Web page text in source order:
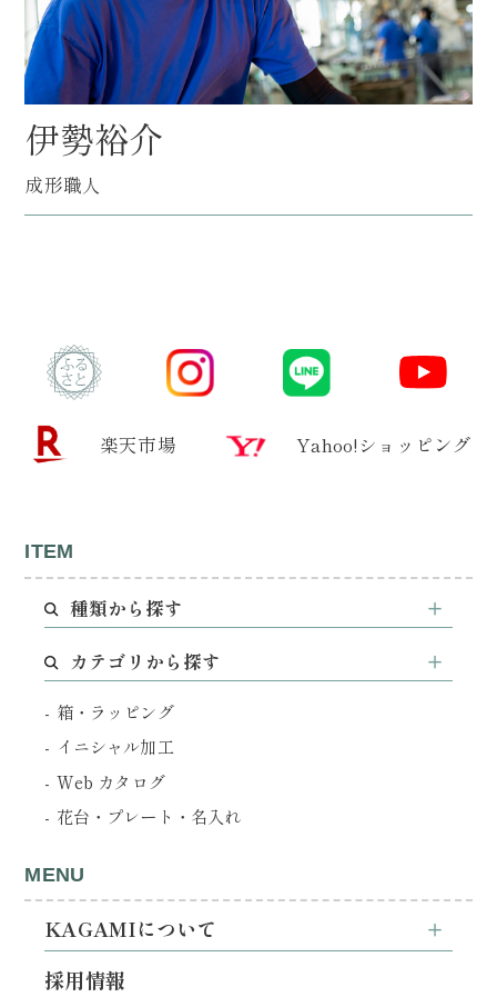
伊勢裕介
成形職人
楽天市場 Yahoo!ショッピング
ITEM
種類から探す
カテゴリから探す
箱・ラッピング
イニシャル加工
Web カタログ
花台・プレート・名入れ
MENU
KAGAMIについて
採用情報